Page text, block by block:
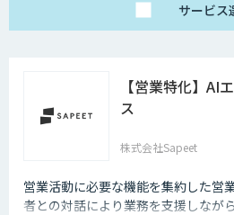
サービス
【営業特化】AI
ス
株式会社Sapeet
営業活動に必要な機能を集約した営
者との対話により業務を支援しなが